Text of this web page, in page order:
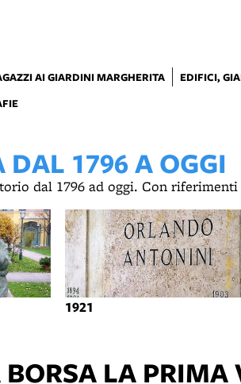
AI GIARDINI MARGHERITA EDIFICI,
1796 A OGGI
dal 1796 ad oggi. Con
1921
LA